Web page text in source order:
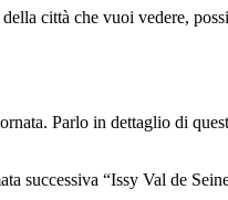
città che vuoi vedere,
Parlo in dettaglio di
successiva “Issy Val de